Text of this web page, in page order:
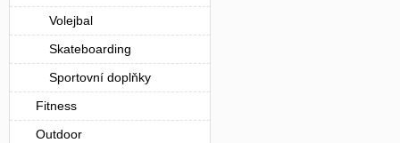
Volejbal
Skateboarding
Sportovní doplňky
Fitness
Outdoor